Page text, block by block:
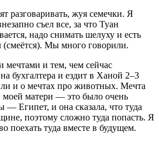
разговаривать, жуя семечки. Я
съел все, за что Туан
надо снимать шелуху и есть
Мы много говорили.
и тем, чем сейчас
бухгалтера и ездит в Ханой 2–3
и о мечтах про животных. Мечта
моей матери — это было очень
— Египет, и она сказала, что туда
поэтому сложно туда попасть. Я
поехать туда вместе в будущем.